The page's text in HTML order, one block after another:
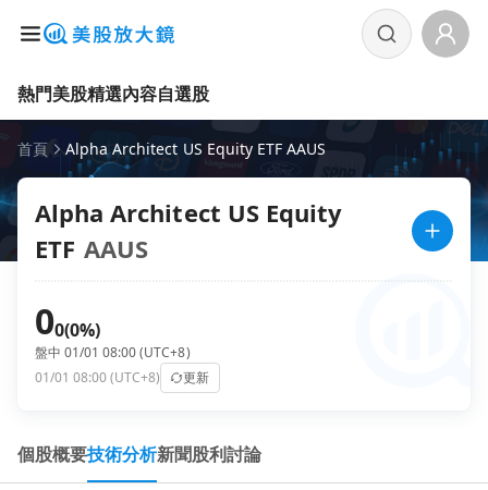
熱門美股精選內容自選股
首頁 Alpha Architect US Equity ETF AAUS
Alpha Architect US Equity
ETF AAUS
00(0%)
盤中 01/01 08:00 (UTC+8)
01/01 08:00 (UTC+8)
更新
個股概要技術分析新聞股利討論